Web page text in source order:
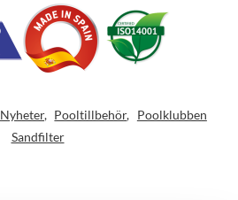
Nyheter Pooltillbehör
Poolklubben
Sandfilter